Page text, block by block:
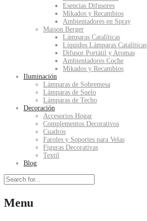
Esencias Difusores
Mikados y Recambios
Ambientadores en Spray
Maison Berger
Lámparas Catalíticas
Líquidos Lámparas Catalíticas
Difusor Portátil y Aromas
Ambientadores Coche
Mikados y Recambios
Iluminación
Lámparas de Sobremesa
Lámparas de Suelo
Lámparas de Techo
Decoración
Accesorios Hogar
Complementos Decorativos
Cuadros
Faroles y Soportes para Velas
Figuras Decorativas
Textil
Blog
Menu